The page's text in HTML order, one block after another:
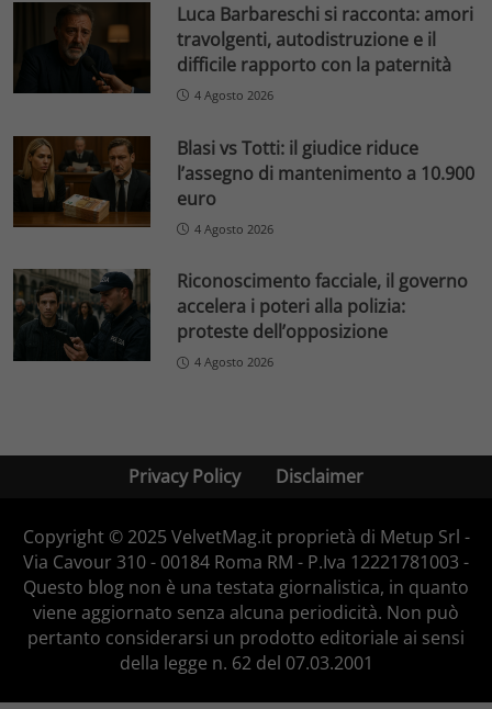
Luca Barbareschi si racconta: amori
travolgenti, autodistruzione e il
difficile rapporto con la paternità
4 Agosto 2026
Blasi vs Totti: il giudice riduce
l’assegno di mantenimento a 10.900
euro
4 Agosto 2026
Riconoscimento facciale, il governo
accelera i poteri alla polizia:
proteste dell’opposizione
4 Agosto 2026
Privacy Policy Disclaimer
Copyright © 2025 VelvetMag.it proprietà di Metup Srl -
Via Cavour 310 - 00184 Roma RM - P.Iva 12221781003 -
Questo blog non è una testata giornalistica, in quanto
viene aggiornato senza alcuna periodicità. Non può
pertanto considerarsi un prodotto editoriale ai sensi
della legge n. 62 del 07.03.2001